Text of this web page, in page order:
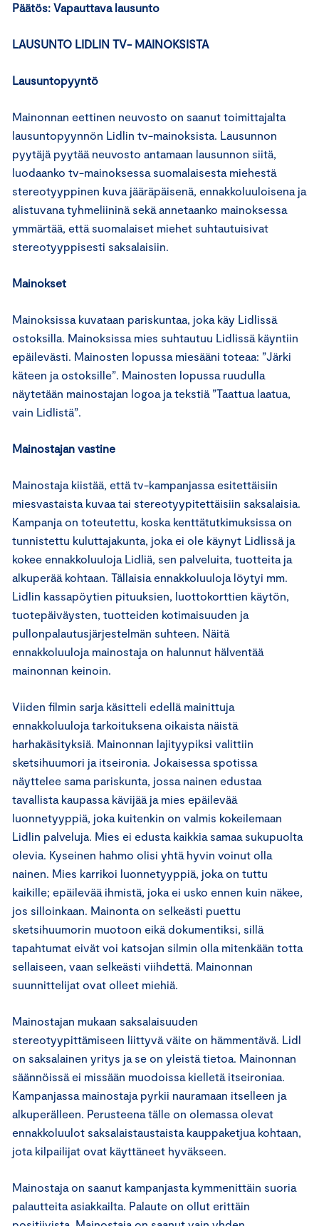
Päätös: Vapauttava lausunto
LAUSUNTO LIDLIN TV- MAINOKSISTA
Lausuntopyyntö
Mainonnan eettinen neuvosto on saanut toimittajalta
lausuntopyynnön Lidlin tv-mainoksista. Lausunnon
pyytäjä pyytää neuvosto antamaan lausunnon siitä,
luodaanko tv-mainoksessa suomalaisesta miehestä
stereotyyppinen kuva jääräpäisenä, ennakkoluuloisena ja
alistuvana tyhmeliininä sekä annetaanko mainoksessa
ymmärtää, että suomalaiset miehet suhtautuisivat
stereotyyppisesti saksalaisiin.
Mainokset
Mainoksissa kuvataan pariskuntaa, joka käy Lidlissä
ostoksilla. Mainoksissa mies suhtautuu Lidlissä käyntiin
epäilevästi. Mainosten lopussa miesääni toteaa: ”Järki
käteen ja ostoksille”. Mainosten lopussa ruudulla
näytetään mainostajan logoa ja tekstiä ”Taattua laatua,
vain Lidlistä”.
Mainostajan vastine
Mainostaja kiistää, että tv-kampanjassa esitettäisiin
miesvastaista kuvaa tai stereotyypitettäisiin saksalaisia.
Kampanja on toteutettu, koska kenttätutkimuksissa on
tunnistettu kuluttajakunta, joka ei ole käynyt Lidlissä ja
kokee ennakkoluuloja Lidliä, sen palveluita, tuotteita ja
alkuperää kohtaan. Tällaisia ennakkoluuloja löytyi mm.
Lidlin kassapöytien pituuksien, luottokorttien käytön,
tuotepäiväysten, tuotteiden kotimaisuuden ja
pullonpalautusjärjestelmän suhteen. Näitä
ennakkoluuloja mainostaja on halunnut hälventää
mainonnan keinoin.
Viiden filmin sarja käsitteli edellä mainittuja
ennakkoluuloja tarkoituksena oikaista näistä
harhakäsityksiä. Mainonnan lajityypiksi valittiin
sketsihuumori ja itseironia. Jokaisessa spotissa
näyttelee sama pariskunta, jossa nainen edustaa
tavallista kaupassa kävijää ja mies epäilevää
luonnetyyppiä, joka kuitenkin on valmis kokeilemaan
Lidlin palveluja. Mies ei edusta kaikkia samaa sukupuolta
olevia. Kyseinen hahmo olisi yhtä hyvin voinut olla
nainen. Mies karrikoi luonnetyyppiä, joka on tuttu
kaikille; epäilevää ihmistä, joka ei usko ennen kuin näkee,
jos silloinkaan. Mainonta on selkeästi puettu
sketsihuumorin muotoon eikä dokumentiksi, sillä
tapahtumat eivät voi katsojan silmin olla mitenkään totta
sellaiseen, vaan selkeästi viihdettä. Mainonnan
suunnittelijat ovat olleet miehiä.
Mainostajan mukaan saksalaisuuden
stereotyypittämiseen liittyvä väite on hämmentävä. Lidl
on saksalainen yritys ja se on yleistä tietoa. Mainonnan
säännöissä ei missään muodoissa kielletä itseironiaa.
Kampanjassa mainostaja pyrkii nauramaan itselleen ja
alkuperälleen. Perusteena tälle on olemassa olevat
ennakkoluulot saksalaistaustaista kauppaketjua kohtaan,
jota kilpailijat ovat käyttäneet hyväkseen.
Mainostaja on saanut kampanjasta kymmenittäin suoria
palautteita asiakkailta. Palaute on ollut erittäin